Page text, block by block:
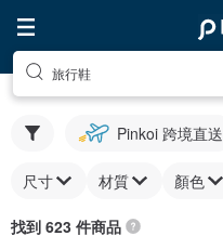
旅行鞋
Pinkoi 跨境直送
尺寸 材質 顏色
找到 623 件商品